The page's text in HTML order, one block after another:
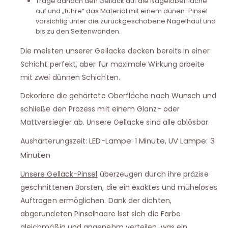
auf und „führe“ das Material mit einem dünen-Pinsel
vorsichtig unter die zurückgeschobene Nagelhaut und
bis zu den Seitenwänden.
Die meisten unserer Gellacke decken bereits in einer
Schicht perfekt, aber für maximale Wirkung arbeite
mit zwei dünnen Schichten.
Dekoriere die gehärtete Oberfläche nach Wunsch und
schließe den Prozess mit einem Glanz- oder
Mattversiegler ab. Unsere Gellacke sind alle ablösbar.
Aushärterungszeit:LED-Lampe: 1 Minute, UV Lampe: 3
Minuten
Unsere Gellack-Pinsel überzeugen durch ihre präzise
geschnittenen Borsten, die ein exaktes und müheloses
Auftragen ermöglichen. Dank der dichten,
abgerundeten Pinselhaare lsst sich die Farbe